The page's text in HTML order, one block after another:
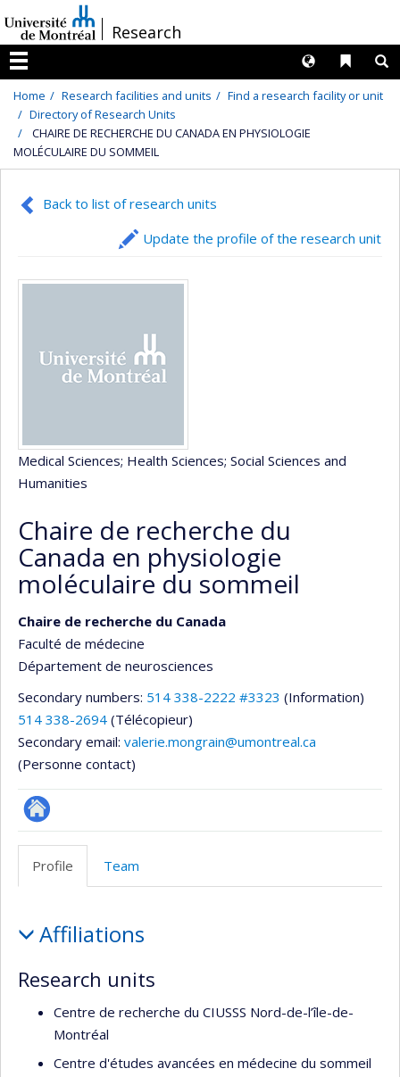
au
contenu
/Research
Menu
Liens
Langues
Home Research facilities and units
Find a research facility or unit
Directory of Research Units
CHAIRE DE RECHERCHE DU CANADA EN PHYSIOLOGIE
MOLÉCULAIRE DU SOMMEIL
Back to list of research units
Update the profile of the research unit
Medical Sciences; Health Sciences; Social Sciences and
Humanities
Chaire de recherche du
Canada en physiologie
moléculaire du sommeil
Chaire de recherche du Canada
Faculté de médecine
Département de neurosciences
Secondary numbers: 514 338-2222 #3323 (Information)
514 338-2694 (Télécopieur)
Secondary email: valerie.mongrain@umontreal.ca
(Personne contact)
Site
recherche
Profile Team
Affiliations
Research units
Centre de recherche du CIUSSS Nord-de-l’île-de-
Montréal
Centre d'études avancées en médecine du sommeil